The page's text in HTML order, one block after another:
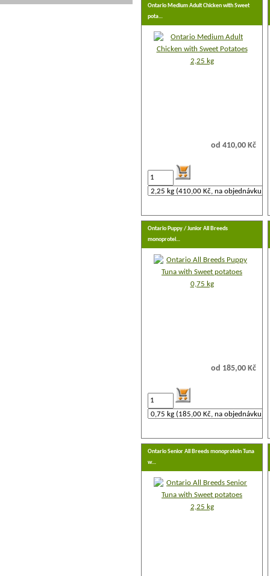
Ontario Medium Adult Chicken with Sweet
pota…
od 410,00 Kč
Ontario Puppy / Junior All Breeds
monoprotei…
od 185,00 Kč
Ontario Senior All Breeds monoprotein Tuna
w…